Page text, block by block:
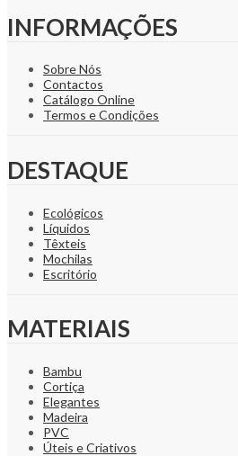
INFORMAÇÕES
Sobre Nós
Contactos
Catálogo Online
Termos e Condições
DESTAQUE
Ecológicos
Líquidos
Têxteis
Mochilas
Escritório
MATERIAIS
Bambu
Cortiça
Elegantes
Madeira
PVC
Úteis e Criativos